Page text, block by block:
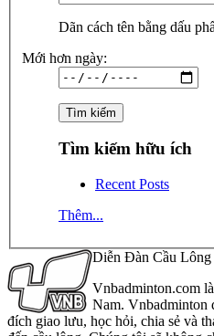
Dãn cách tên bằng dấu
Mới hơn ngày:
Tìm kiếm hữu ích
Recent Posts
Thêm...
Diễn Đàn Cầu Lông
Vnbadminton.com
Nam. Vnbadminton
đích giao lưu, học hỏi, chia sẻ và